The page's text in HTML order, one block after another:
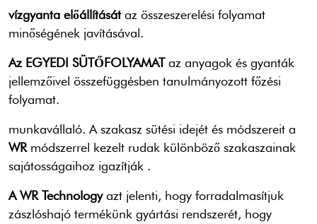
vízgyanta előállításátaz összeszerelési folyamat
minőségének javításával.
Az EGYEDI SÜTŐFOLYAMAT az anyagok és gyanták
jellemzőivel összefüggésben tanulmányozott főzési
folyamat.
munkavállaló. A szakasz sütési idejét és módszereit a
WR módszerrel kezelt rudak különböző szakaszainak
sajátosságaihoz igazítják .
A WR Technologyazt jelenti, hogy forradalmasítjuk
zászlóshajó termékünk gyártási rendszerét, hogy